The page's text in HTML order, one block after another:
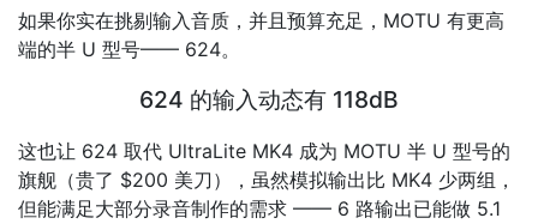
如果你实在挑剔输入音质，并且预算充足，MOTU 有更高
端的半 U 型号—— 624。
624 的输入动态有 118dB
这也让 624 取代 UltraLite MK4 成为 MOTU 半 U 型号的
旗舰（贵了 $200 美刀），虽然模拟输出比 MK4 少两组，
但能满足大部分录音制作的需求 —— 6 路输出已能做 5.1